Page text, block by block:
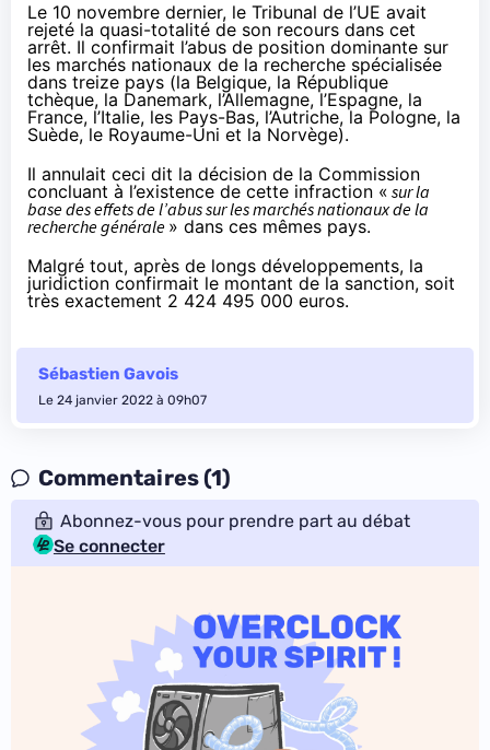
Le 10 novembre dernier, le Tribunal de l’UE avait
rejeté la quasi-totalité de son recours dans cet
arrêt. Il confirmait l’abus de position dominante sur
les marchés nationaux de la recherche spécialisée
dans treize pays (la Belgique, la République
tchèque, la Danemark, l’Allemagne, l’Espagne, la
France, l’Italie, les Pays-Bas, l’Autriche, la Pologne, la
Suède, le Royaume-Uni et la Norvège).
Il annulait ceci dit la décision de la Commission
concluant à l’existence de cette infraction « sur la
base des effets de l’abus sur les marchés nationaux de la
recherche générale » dans ces mêmes pays.
Malgré tout, après de longs développements, la
juridiction confirmait le montant de la sanction, soit
très exactement 2 424 495 000 euros.
Sébastien Gavois
Le 24 janvier 2022 à 09h07
Commentaires (1)
Abonnez-vous pour prendre part au débat
Se connecter